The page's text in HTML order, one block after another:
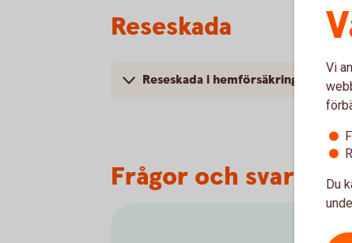
Reseskada
Reseskada i hemförsäkringen
Frågor och svar om
Vi
Du